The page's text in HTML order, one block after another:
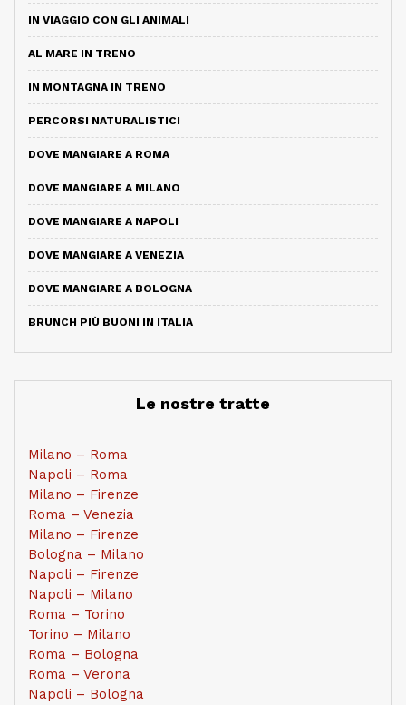
IN VIAGGIO CON GLI ANIMALI
AL MARE IN TRENO
IN MONTAGNA IN TRENO
PERCORSI NATURALISTICI
DOVE MANGIARE A ROMA
DOVE MANGIARE A MILANO
DOVE MANGIARE A NAPOLI
DOVE MANGIARE A VENEZIA
DOVE MANGIARE A BOLOGNA
BRUNCH PIÙ BUONI IN ITALIA
Le nostre tratte
Milano – Roma
Napoli – Roma
Milano – Firenze
Roma – Venezia
Milano – Firenze
Bologna – Milano
Napoli – Firenze
Napoli – Milano
Roma – Torino
Torino – Milano
Roma – Bologna
Roma – Verona
Napoli – Bologna